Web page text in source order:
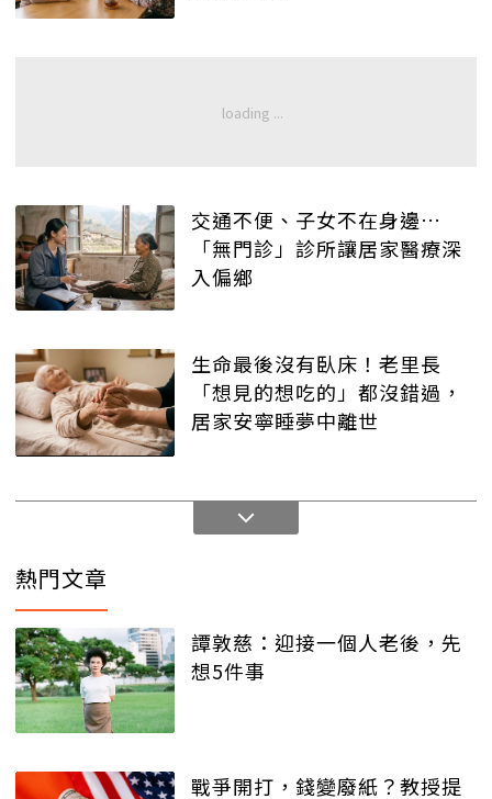
交通不便、子女不在身邊…
「無門診」診所讓居家醫療深
入偏鄉
生命最後沒有臥床！老里長
「想見的想吃的」都沒錯過，
居家安寧睡夢中離世
熱門文章
譚敦慈：迎接一個人老後，先
想5件事
戰爭開打，錢變廢紙？教授提